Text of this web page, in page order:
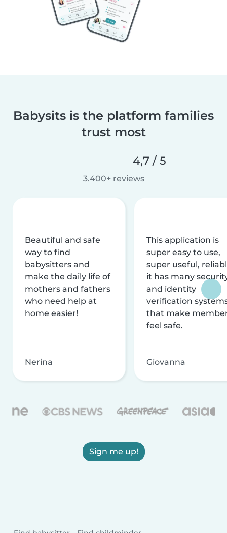
Babysits is the platform families
trust most
4,7 / 5
3.400+ reviews
Beautiful and safe
way to find
babysitters and
make the daily life of
mothers and fathers
who need help at
home easier!
Nerina
This application is
super easy to use,
super useful,
it has many
and identity
verification
that make
feel safe.
Giovanna
Sign me up!